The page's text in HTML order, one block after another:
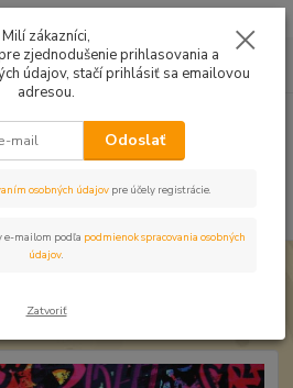
za0,00 EUR
Teplákovina Grafity
Milí zákazníci,
zjednodušenie prihlasovania a
údajov, stačí prihlásiť sa emailovou
adresou.
Odoslať
osobných údajov pre účely registrácie.
e-mailom podľa podmienok spracovania osobných
údajov.
Zatvoriť